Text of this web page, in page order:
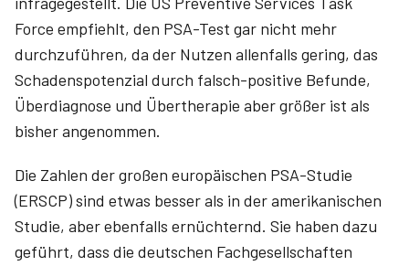
Force empfiehlt, den PSA-Test gar nicht mehr
durchzuführen, da der Nutzen allenfalls gering, das
Schadenspotenzial durch falsch-positive Befunde,
Überdiagnose und Übertherapie aber größer ist als
bisher angenommen.
Die Zahlen der großen europäischen PSA-Studie
(ERSCP) sind etwas besser als in der amerikanischen
Studie, aber ebenfalls ernüchternd. Sie haben dazu
geführt, dass die deutschen Fachgesellschaften